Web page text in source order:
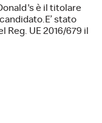
è il titolare
stato
Reg. UE 2016/679 il